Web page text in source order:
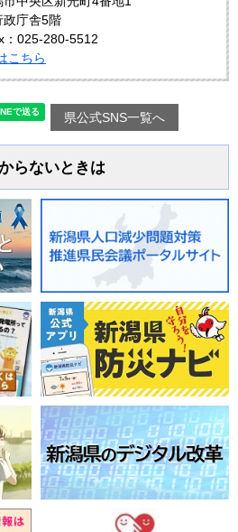
政庁舎5階
：025-280-5512
こちら
県公式SNS一覧へ
らないときは